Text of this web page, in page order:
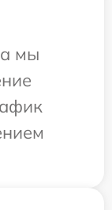
мы